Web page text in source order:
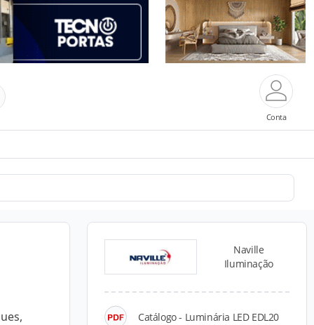
Conta
Naville
Iluminação
Catálogo - Luminária LED EDL20